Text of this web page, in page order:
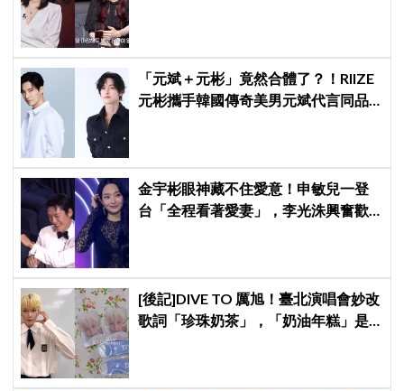
「元斌＋元彬」竟然合體了？！RIIZE
元彬攜手韓國傳奇美男元斌代言同品
金宇彬眼神藏不住愛意！申敏兒一登
台「全程看著愛妻」，李光洙興奮歡
[後記]DIVE TO 厲旭！臺北演唱會妙改
歌詞「珍珠奶茶」，「奶油年糕」是